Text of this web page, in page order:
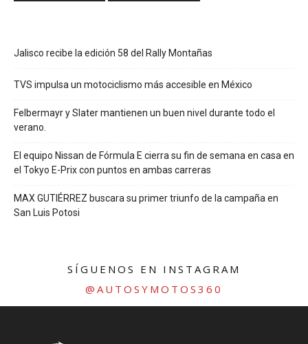
Jalisco recibe la edición 58 del Rally Montañas
TVS impulsa un motociclismo más accesible en México
Felbermayr y Slater mantienen un buen nivel durante todo el
verano.
El equipo Nissan de Fórmula E cierra su fin de semana en casa en
el Tokyo E-Prix con puntos en ambas carreras
MAX GUTIÉRREZ buscara su primer triunfo de la campaña en
San Luis Potosi
SÍGUENOS EN INSTAGRAM
@AUTOSYMOTOS360